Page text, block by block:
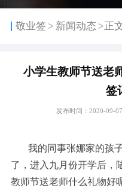
敬业签 > 新闻动态 >正
小学生教师节送老
签
发布时间：2020-09-
我的同事张娜家的孩
了，进入九月份开学后，
教师节送老师什么礼物好